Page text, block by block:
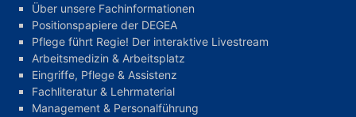
Über unsere Fachinformationen
Positionspapiere der DEGEA
Pflege führt Regie! Der interaktive Livestream
Arbeitsmedizin & Arbeitsplatz
Eingriffe, Pflege & Assistenz
Fachliteratur & Lehrmaterial
Management & Personalführung